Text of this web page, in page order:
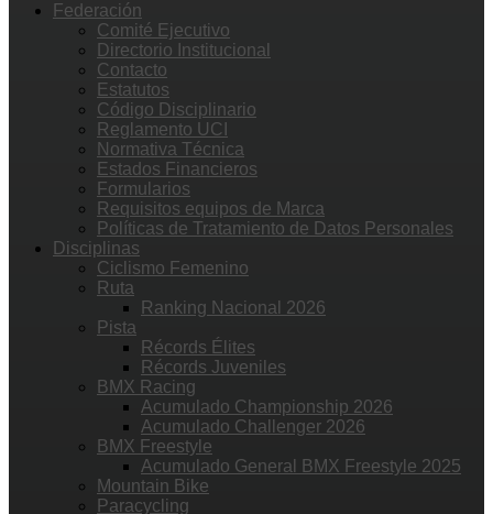
Federación
Comité Ejecutivo
Directorio Institucional
Contacto
Estatutos
Código Disciplinario
Reglamento UCI
Normativa Técnica
Estados Financieros
Formularios
Requisitos equipos de Marca
Políticas de Tratamiento de Datos Personales
Disciplinas
Ciclismo Femenino
Ruta
Ranking Nacional 2026
Pista
Récords Élites
Récords Juveniles
BMX Racing
Acumulado Championship 2026
Acumulado Challenger 2026
BMX Freestyle
Acumulado General BMX Freestyle 2025
Mountain Bike
Paracycling